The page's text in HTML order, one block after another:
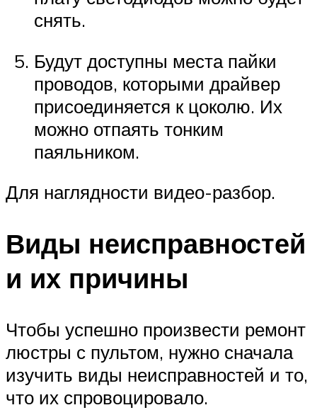
снять.
Будут доступны места пайки
проводов, которыми драйвер
присоединяется к цоколю. Их
можно отпаять тонким
паяльником.
Для наглядности видео-разбор.
Виды неисправностей
и их причины
Чтобы успешно произвести ремонт
люстры с пультом, нужно сначала
изучить виды неисправностей и то,
что их спровоцировало.